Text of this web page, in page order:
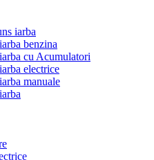
iarba
benzina
cu Acumulatori
electrice
manuale